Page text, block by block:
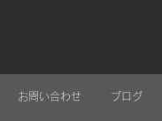
お問い合わせ ブログ